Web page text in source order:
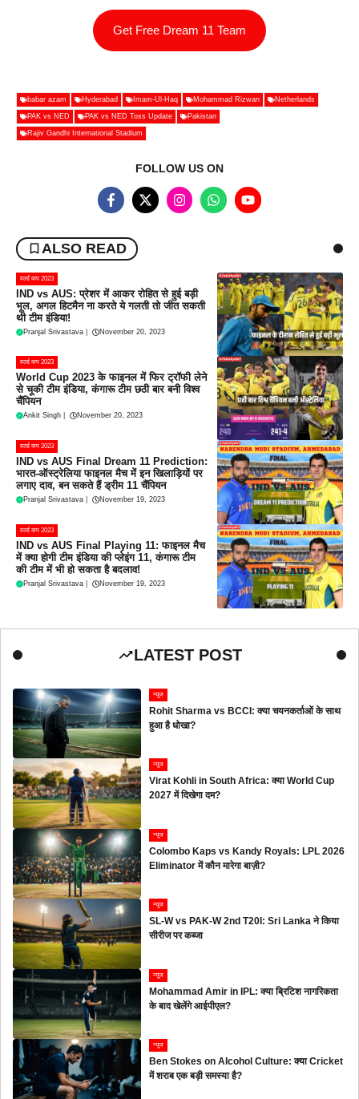
Get Free Dream 11 Team
babar azam Hyderabad Imam-Ul-Haq Mohammad Rizwan Netherlands
PAK vs NED PAK vs NED Toss Update Pakistan
Rajiv Gandhi International Stadium
FOLLOW US ON
ALSO READ
वर्ल्ड कप 2023
IND vs AUS: प्रेशर में आकर रोहित से हुई बड़ी
भूल, अगल हिटमैन ना करते ये गलती तो जीत सकती
थी टीम इंडिया!
Pranjal Srivastava November 20, 2023
वर्ल्ड कप 2023
World Cup 2023 के फाइनल में फिर ट्रॉफी लेने
से चूकी टीम इंडिया, कंगारू टीम छठी बार बनी विश्व
चैंपियन
Ankit Singh November 20, 2023
वर्ल्ड कप 2023
IND vs AUS Final Dream 11 Prediction:
भारत-ऑस्ट्रेलिया फाइनल मैच में इन खिलाड़ियों पर
लगाए दाव, बन सकते हैं ड्रीम 11 चैंपियन
Pranjal Srivastava November 19, 2023
वर्ल्ड कप 2023
IND vs AUS Final Playing 11: फाइनल मैच
में क्या होगी टीम इंडिया की प्लेइंग 11, कंगारू टीम
की टीम में भी हो सकता है बदलाव!
Pranjal Srivastava November 19, 2023
LATEST POST
न्यूज
Rohit Sharma vs BCCI: क्या चयनकर्ताओं के साथ
हुआ है धोखा?
न्यूज
Virat Kohli in South Africa: क्या World Cup
2027 में दिखेगा दम?
न्यूज
Colombo Kaps vs Kandy Royals: LPL 2026
Eliminator में कौन मारेगा बाज़ी?
न्यूज
SL-W vs PAK-W 2nd T20I: Sri Lanka ने किया
सीरीज पर कब्जा
न्यूज
Mohammad Amir in IPL: क्या ब्रिटिश नागरिकता
के बाद खेलेंगे आईपीएल?
न्यूज
Ben Stokes on Alcohol Culture: क्या Cricket
में शराब एक बड़ी समस्या है?